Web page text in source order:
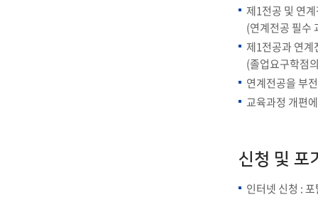
제1전공 및 연
(연계전공 필수
제1전공과 연계
(졸업요구학점
연계전공을 부
교육과정 개편
신청 및 포
인터넷 신청 :